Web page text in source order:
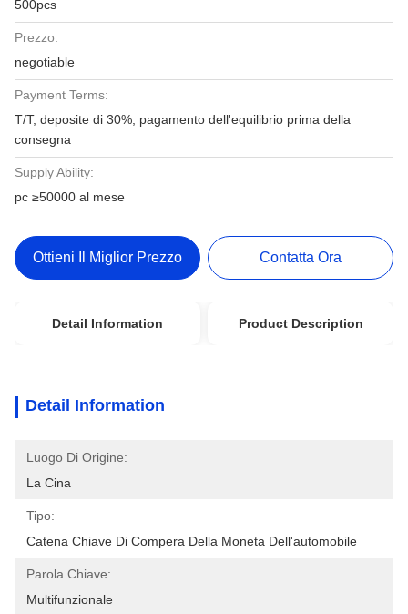
500pcs
Prezzo:
negotiable
Payment Terms:
T/T, deposite di 30%, pagamento dell'equilibrio prima della
consegna
Supply Ability:
pc ≥50000 al mese
Ottieni Il Miglior Prezzo Contatta Ora
Detail Information Product Description
Detail Information
Luogo Di Origine:
La Cina
Tipo:
Catena Chiave Di Compera Della Moneta Dell'automobile
Parola Chiave:
Multifunzionale